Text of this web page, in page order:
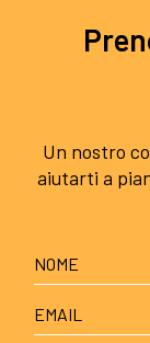
Un nostro
aiutarti a